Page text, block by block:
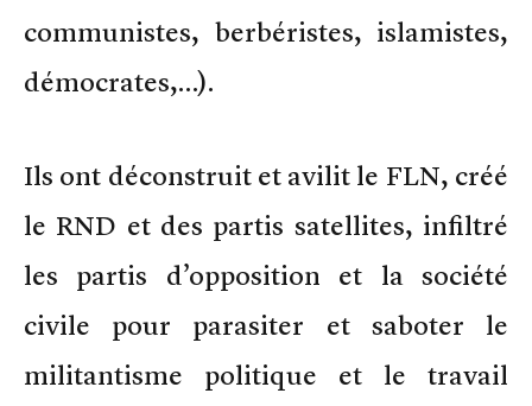
communistes, berbéristes, islamistes,
démocrates,…).
Ils ont déconstruit et avilit le FLN, créé
le RND et des partis satellites, infiltré
les partis d’opposition et la société
civile pour parasiter et saboter le
militantisme politique et le travail